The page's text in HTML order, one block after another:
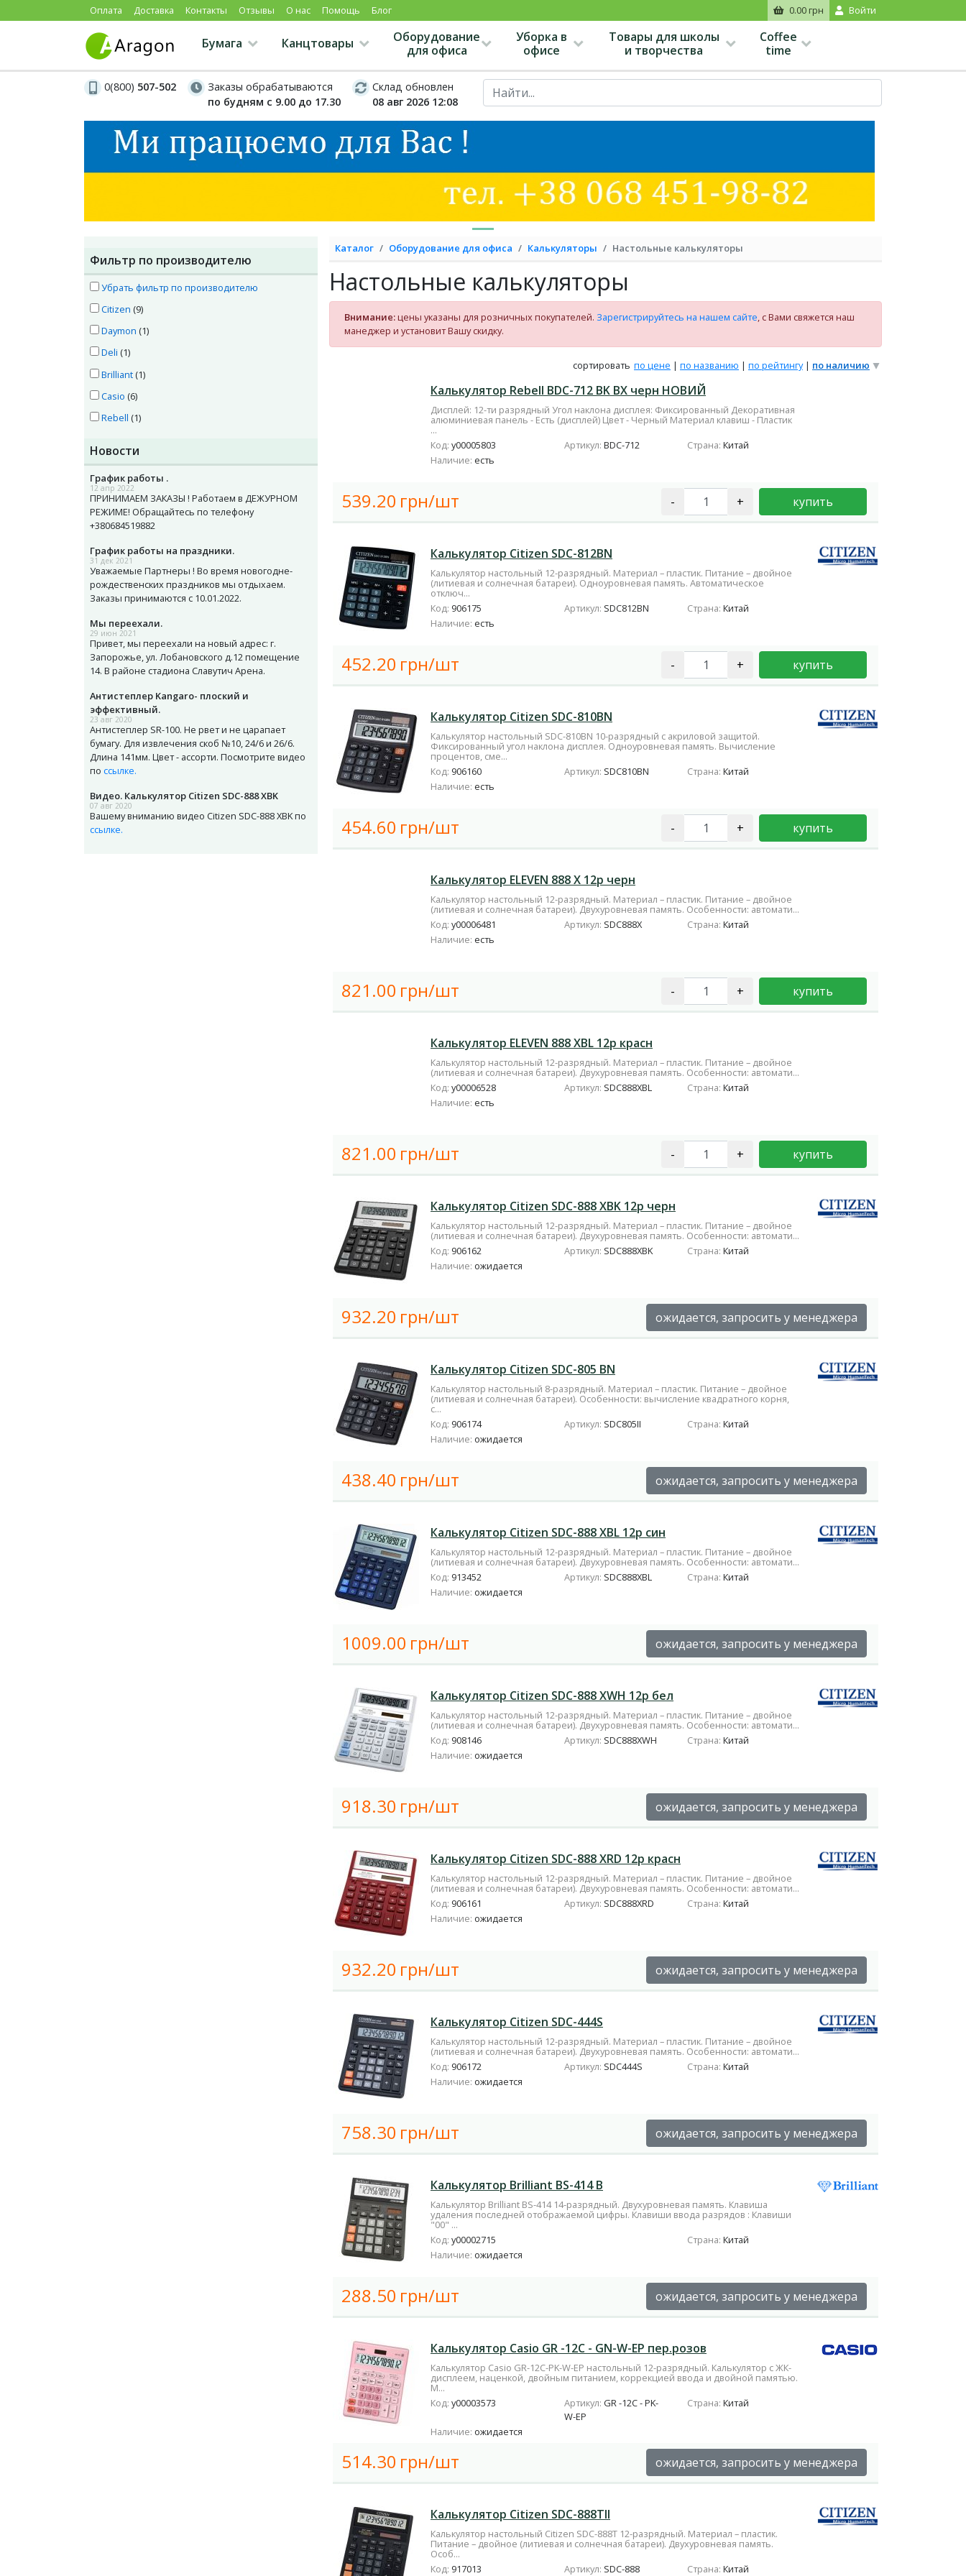
Оплата Доставка Контакты Отзывы О нас Помощь Блог 0.00 грн Войти
Бумага Канцтовары
Оборудование
для офиса
Уборка в
офисе
Товары для школы
и творчества
Coffee
time
0(800) 507-502
Заказы обрабатываются
по будням с 9.00 до 17.30
Склад обновлен
08 авг 2026 12:08
Фильтр по производителю
Убрать фильтр по производителю
Citizen (9)
Daymon (1)
Deli (1)
Brilliant (1)
Casio (6)
Rebell (1)
Новости
График работы .
12 апр 2022
ПРИНИМАЕМ ЗАКАЗЫ ! Работаем в ДЕЖУРНОМ
РЕЖИМЕ! Обращайтесь по телефону
+380684519882
График работы на праздники.
31 дек 2021
Уважаемые Партнеры ! Во время новогодне-
рождественских праздников мы отдыхаем.
Заказы принимаются с 10.01.2022.
Мы переехали.
29 июн 2021
Привет, мы переехали на новый адрес: г.
Запорожье, ул. Лобановского д.12 помещение
14. В районе стадиона Славутич Арена.
Антистеплер Kangaro- плоский и
эффективный.
23 авг 2020
Антистеплер SR-100. Не рвет и не царапает
бумагу. Для извлечения скоб №10, 24/6 и 26/6.
Длина 141мм. Цвет - ассорти. Посмотрите видео
по ссылке.
Видео. Калькулятор Citizen SDC-888 XBK
07 авг 2020
Вашему вниманию видео Citizen SDC-888 XBK по
ссылке.
Каталог Оборудование для офиса Калькуляторы Настольные калькуляторы
Настольные калькуляторы
Внимание:цены указаны для розничных покупателей. Зарегистрируйтесь на нашем сайте, с Вами свяжется наш
манеджер и установит Вашу скидку.
сортировать по цене | по названию | по рейтингу | по наличию
Калькулятор Rebell BDC-712 BK BX черн НОВИЙ
Дисплей: 12-ти разрядный Угол наклона дисплея: Фиксированный Декоративная
алюминиевая панель - Есть (дисплей) Цвет - Черный Материал клавиш - Пластик
...
Код: у00005803 Артикул: BDC-712 Страна: Китай
Наличие: есть
539.20 грн/шт - + купить
Калькулятор Citizen SDC-812BN
Калькулятор настольный 12-разрядный. Материал – пластик. Питание – двойное
(литиевая и солнечная батареи). Одноуровневая память. Автоматическое
отключ...
Код: 906175 Артикул: SDC812BN Страна: Китай
Наличие: есть
452.20 грн/шт - + купить
Калькулятор Citizen SDC-810BN
Калькулятор настольный SDC-810BN 10-разрядный с акриловой защитой.
Фиксированный угол наклона дисплея. Одноуровневая память. Вычисление
процентов, сме...
Код: 906160 Артикул: SDC810BN Страна: Китай
Наличие: есть
454.60 грн/шт - + купить
Калькулятор ELEVEN 888 X 12р черн
Калькулятор настольный 12-разрядный. Материал – пластик. Питание – двойное
(литиевая и солнечная батареи). Двухуровневая память. Особенности: автомати...
Код: у00006481 Артикул: SDC888X Страна: Китай
Наличие: есть
821.00 грн/шт - + купить
Калькулятор ELEVEN 888 XBL 12р красн
Калькулятор настольный 12-разрядный. Материал – пластик. Питание – двойное
(литиевая и солнечная батареи). Двухуровневая память. Особенности: автомати...
Код: у00006528 Артикул: SDC888XBL Страна: Китай
Наличие: есть
821.00 грн/шт - + купить
Калькулятор Citizen SDC-888 XBK 12р черн
Калькулятор настольный 12-разрядный. Материал – пластик. Питание – двойное
(литиевая и солнечная батареи). Двухуровневая память. Особенности: автомати...
Код: 906162 Артикул: SDC888XBK Страна: Китай
Наличие: ожидается
932.20 грн/шт ожидается, запросить у менеджера
Калькулятор Citizen SDC-805 BN
Калькулятор настольный 8-разрядный. Материал – пластик. Питание – двойное
(литиевая и солнечная батареи). Особенности: вычисление квадратного корня,
с...
Код: 906174 Артикул: SDC805II Страна: Китай
Наличие: ожидается
438.40 грн/шт ожидается, запросить у менеджера
Калькулятор Citizen SDC-888 XBL 12р син
Калькулятор настольный 12-разрядный. Материал – пластик. Питание – двойное
(литиевая и солнечная батареи). Двухуровневая память. Особенности: автомати...
Код: 913452 Артикул: SDC888XBL Страна: Китай
Наличие: ожидается
1009.00 грн/шт ожидается, запросить у менеджера
Калькулятор Citizen SDC-888 XWH 12р бел
Калькулятор настольный 12-разрядный. Материал – пластик. Питание – двойное
(литиевая и солнечная батареи). Двухуровневая память. Особенности: автомати...
Код: 908146 Артикул: SDC888XWH Страна: Китай
Наличие: ожидается
918.30 грн/шт ожидается, запросить у менеджера
Калькулятор Citizen SDC-888 XRD 12р красн
Калькулятор настольный 12-разрядный. Материал – пластик. Питание – двойное
(литиевая и солнечная батареи). Двухуровневая память. Особенности: автомати...
Код: 906161 Артикул: SDC888XRD Страна: Китай
Наличие: ожидается
932.20 грн/шт ожидается, запросить у менеджера
Калькулятор Citizen SDC-444S
Калькулятор настольный 12-разрядный. Материал – пластик. Питание – двойное
(литиевая и солнечная батареи). Двухуровневая память. Особенности: автомати...
Код: 906172 Артикул: SDC444S Страна: Китай
Наличие: ожидается
758.30 грн/шт ожидается, запросить у менеджера
Калькулятор Brilliant BS-414 B
Калькулятор Brilliant BS-414 14-разрядный. Двухуровневая память. Клавиша
удаления последней отображаемой цифры. Клавиши ввода разрядов : Клавиши
"00" ...
Код: у00002715 Страна: Китай
Наличие: ожидается
288.50 грн/шт ожидается, запросить у менеджера
Калькулятор Casio GR -12C - GN-W-EP пер.розов
Калькулятор Casio GR-12C-PK-W-EP настольный 12-разрядный. Калькулятор с ЖК-
дисплеем, наценкой, двойным питанием, коррекцией ввода и двойной памятью.
М...
Код: у00003573 Артикул: GR -12C - PK-
W-EP
Страна: Китай
Наличие: ожидается
514.30 грн/шт ожидается, запросить у менеджера
Калькулятор Citizen SDC-888ТII
Калькулятор настольный Citizen SDC-888Т 12-разрядный. Материал – пластик.
Питание – двойное (литиевая и солнечная батареи). Двухуровневая память.
Особ...
Код: 917013 Артикул: SDC-888 Страна: Китай